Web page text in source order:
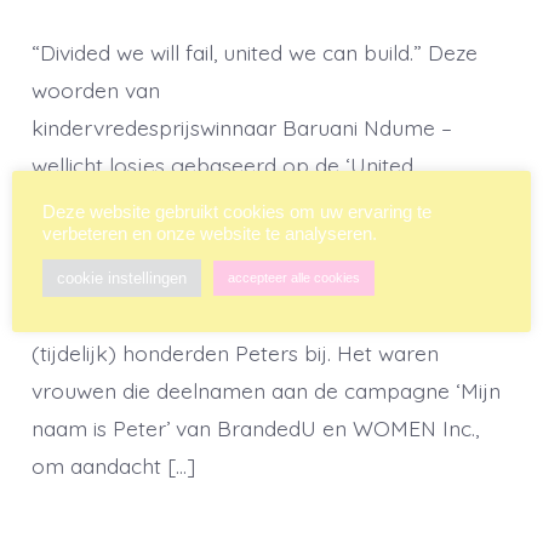
“Divided we will fail, united we can build.” Deze
woorden van
kindervredesprijswinnaar Baruani Ndume –
wellicht losjes gebaseerd op de ‘United
we can stand, divided we will fall’ van John
Dickinson – klonken deze week in mijn hoofd
toen ik door LinkedIn scrollde. De afgelopen
(tijdelijk) honderden Peters bij. Het waren
vrouwen die deelnamen aan de campagne ‘Mijn
naam is Peter’ van BrandedU en WOMEN Inc.,
om aandacht […]
Deze website gebruikt cookies om uw ervaring te
verbeteren en onze website te analyseren.
cookie instellingen accepteer alle cookies